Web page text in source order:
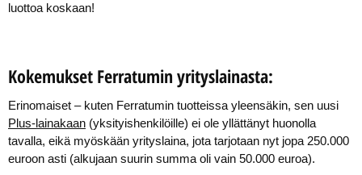
luottoa koskaan!
Kokemukset Ferratumin yrityslainasta:
Erinomaiset – kuten Ferratumin tuotteissa yleensäkin, sen uusi
Plus-lainakaan (yksityishenkilöille) ei ole yllättänyt huonolla
tavalla, eikä myöskään yrityslaina, jota tarjotaan nyt jopa 250.000
euroon asti (alkujaan suurin summa oli vain 50.000 euroa).